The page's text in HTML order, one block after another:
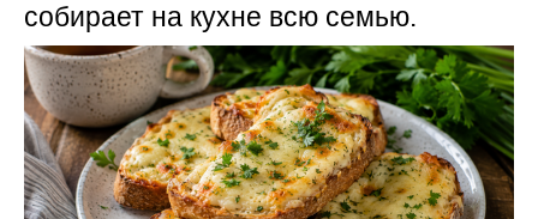
собирает на кухне всю семью.